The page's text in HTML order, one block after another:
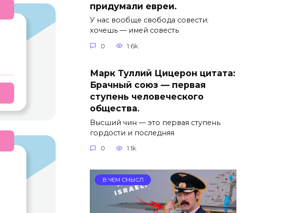
придумали евреи.
У нас вообще свобода совести:
хочешь — имей совесть
0 1.6k.
Марк Туллий Цицерон цитата:
Брачный союз — первая
ступень человеческого
общества.
Высший чин — это первая ступень
гордости и последняя
0 1.1k.
В ЧЕМ СМЫСЛ